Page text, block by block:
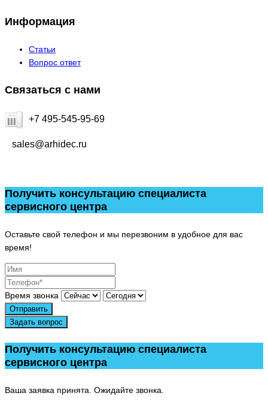
Информация
Статьи
Вопрос ответ
Связаться с нами
+7 495-545-95-69
sales@arhidec.ru
Получить консультацию специалиста
сервисного центра
Оставьте свой телефон и мы перезвоним в удобное для вас
время!
Время звонка
Отправить
Задать вопрос
Получить консультацию специалиста
сервисного центра
Ваша заявка принята. Ожидайте звонка.